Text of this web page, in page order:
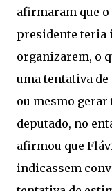
afirmaram que
presidente teria
organizarem, o
uma tentativa
ou mesmo gerar
deputado, no
afirmou que
indicassem